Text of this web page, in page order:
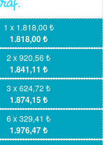
1 x 1.818,00 ₺
1.818,00 ₺
2 x 920,56 ₺
1.841,11 ₺
3 x 624,72 ₺
1.874,15 ₺
6 x 329,41 ₺
1.976,47 ₺